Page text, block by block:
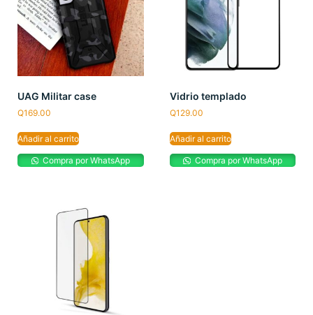
UAG Militar case
Q169.00
Añadir al carrito
Compra por WhatsApp
Vidrio templado
Q129.00
Añadir al carrito
Compra por WhatsApp